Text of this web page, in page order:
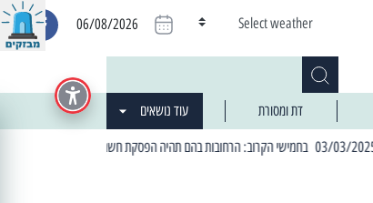
Select weather
06/08/2026
דת ומסורת עוד נושאים